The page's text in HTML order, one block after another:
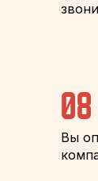
08
Вы